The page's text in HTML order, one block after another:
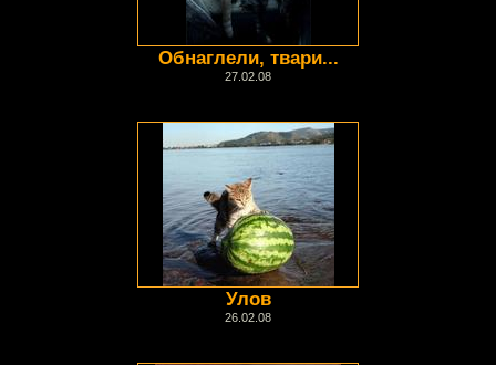
Обнаглели, твари...
27.02.08
Улов
26.02.08